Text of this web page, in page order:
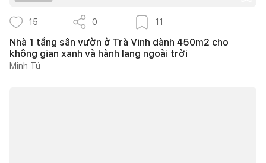
15 0 11
Nhà 1 tầng sân vườn ở Trà Vinh dành 450m2 cho
không gian xanh và hành lang ngoài trời
Minh Tú